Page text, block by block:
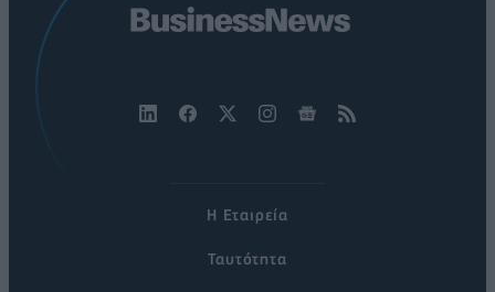
Η Εταιρεία
Ταυτότητα